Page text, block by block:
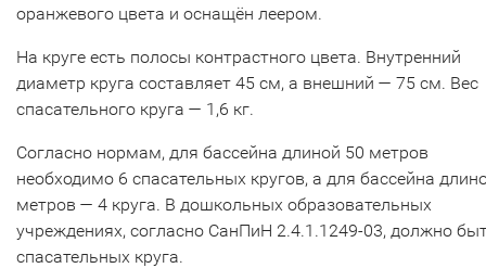
оранжевого цвета и оснащён леером.
На круге есть полосы контрастного цвета. Внутренний
диаметр круга составляет 45 см, а внешний — 75 см. Вес
спасательного круга — 1,6 кг.
Согласно нормам, для бассейна длиной 50 метров
необходимо 6 спасательных кругов, а для бассейна
метров — 4 круга. В дошкольных образовательных
учреждениях, согласно СанПиН 2.4.1.1249-03, должно
спасательных круга.